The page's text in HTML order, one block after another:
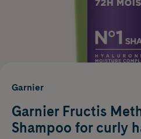
Garnier
Garnier Fructis
Shampoo for curly